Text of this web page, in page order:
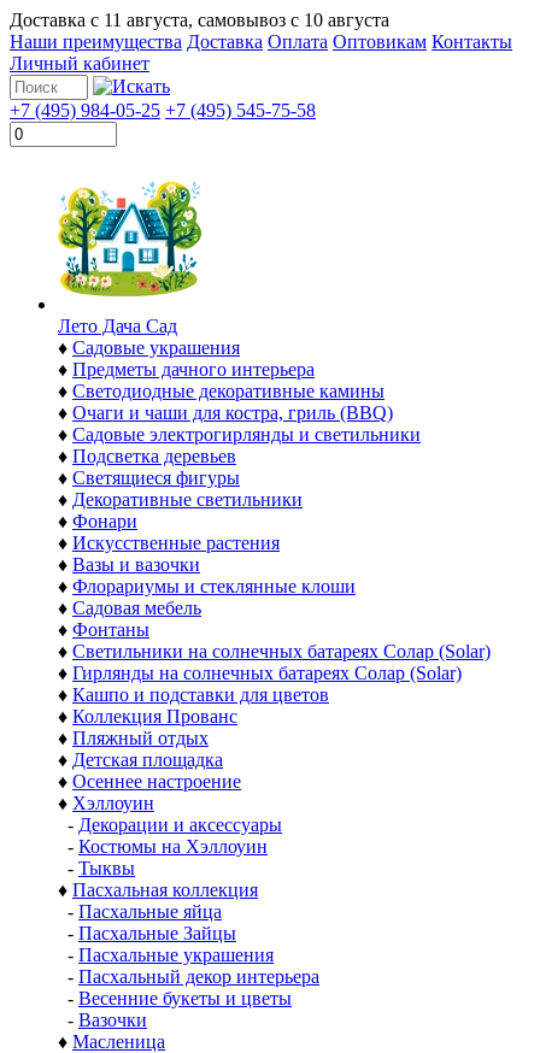
Доставка с 11 августа, самовывоз с 10 августа
Наши преимущества Доставка Оплата Оптовикам Контакты
Личный кабинет
+7 (495) 984-05-25 +7 (495) 545-75-58
Лето Дача Сад
♦ Садовые украшения
♦ Предметы дачного интерьера
♦ Светодиодные декоративные камины
♦ Очаги и чаши для костра, гриль (BBQ)
♦ Садовые электрогирлянды и светильники
♦ Подсветка деревьев
♦ Светящиеся фигуры
♦ Декоративные светильники
♦ Фонари
♦ Искусственные растения
♦ Вазы и вазочки
♦ Флорариумы и стеклянные клоши
♦ Садовая мебель
♦ Фонтаны
♦ Светильники на солнечных батареях Солар (Solar)
♦ Гирлянды на солнечных батареях Солар (Solar)
♦ Кашпо и подставки для цветов
♦ Коллекция Прованс
♦ Пляжный отдых
♦ Детская площадка
♦ Осеннее настроение
♦ Хэллоуин
- Декорации и аксессуары
- Костюмы на Хэллоуин
- Тыквы
♦ Пасхальная коллекция
- Пасхальные яйца
- Пасхальные Зайцы
- Пасхальные украшения
- Пасхальный декор интерьера
- Весенние букеты и цветы
- Вазочки
♦ Масленица